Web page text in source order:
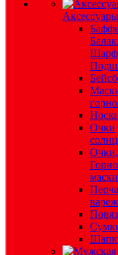
Аксессуары
Очки
Очки,
маски